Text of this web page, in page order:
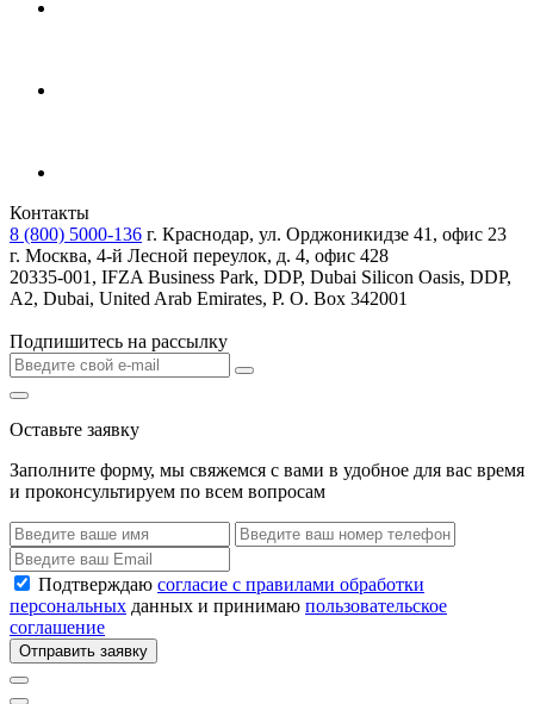
Контакты
8 (800) 5000-136 г. Краснодар, ул. Орджоникидзе 41, офис 23
г. Москва, 4-й Лесной переулок, д. 4, офис 428
20335-001, IFZA Business Park, DDP, Dubai Silicon Oasis, DDP,
A2, Dubai, United Arab Emirates, P. O. Box 342001
Подпишитесь на рассылку
Оставьте заявку
Заполните форму, мы свяжемся с вами в удобное для вас время
и проконсультируем по всем вопросам
Подтверждаю согласие с правилами обработки
персональных данных и принимаю пользовательское
соглашение
Отправить заявку